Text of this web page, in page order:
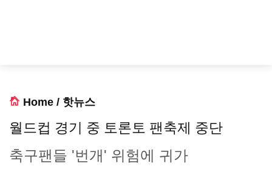
Home / 핫뉴스
월드컵 경기 중 토론토 팬축제 중단
축구팬들 '번개' 위험에 귀가